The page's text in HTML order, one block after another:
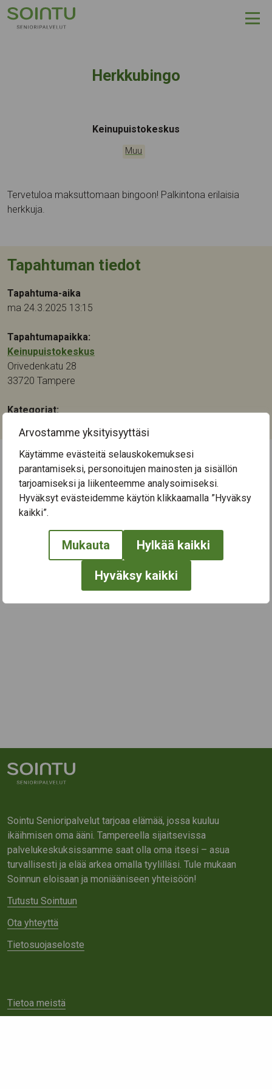
Arvostamme yksityisyyttäsi
Käytämme evästeitä selauskokemuksesi
parantamiseksi, personoitujen mainosten ja sisällön
tarjoamiseksi ja liikenteemme analysoimiseksi.
Hyväksyt evästeidemme käytön klikkaamalla ”Hyväksy
kaikki”.
Mukauta Hylkää kaikki
Hyväksy kaikki
Hyppää sisältöön
Herkkubingo
Tapahtumapaikka:
Keinupuistokeskus
Kategoriat:
Muu
Tervetuloa maksuttomaan bingoon! Palkintona erilaisia
herkkuja.
Tapahtuman tiedot
Tapahtuma-aika
ma 24.3.2025 13:15
Tapahtumapaikka:
Keinupuistokeskus
Orivedenkatu 28
33720 Tampere
Kategoriat:
← Näytä kaikki tapahtumat
Sointu Senioripalvelut tarjoaa elämää, jossa kuuluu
ikäihmisen oma ääni. Tampereella sijaitsevissa
palvelukeskuksissamme saat olla oma itsesi – asua
turvallisesti ja elää arkea omalla tyylilläsi. Tule mukaan
Soinnun eloisaan ja moniääniseen yhteisöön!
Tutustu Sointuun
Ota yhteyttä
Tietosuojaseloste
Tietoa meistä